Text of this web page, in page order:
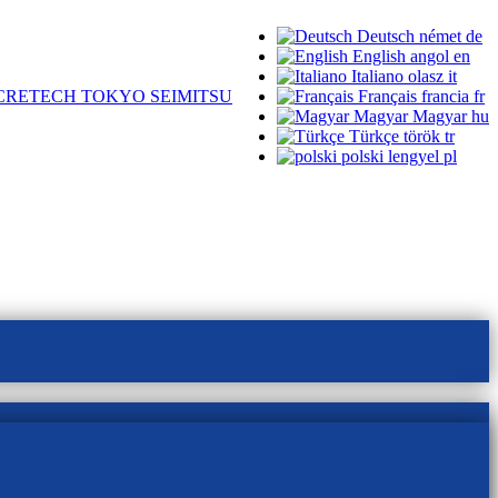
Deutsch német de
English angol en
Italiano olasz it
Français francia fr
Magyar Magyar hu
Türkçe török tr
polski lengyel pl
TOKYO SEIMITSU